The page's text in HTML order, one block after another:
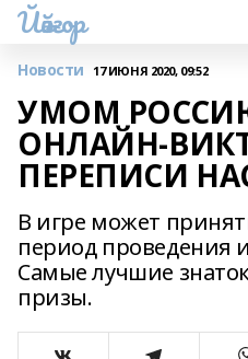
Йәйғор
Новости 17 ИЮНЯ 2020, 09:52
УМОМ
ОНЛАЙН-
ПЕРЕПИСИ
В игре может
период проведения
Самые лучшие
призы.